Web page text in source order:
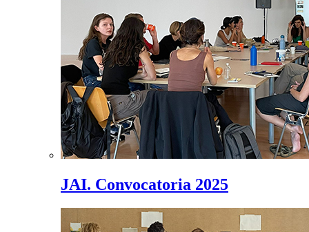
JAI. Convocatoria 2025